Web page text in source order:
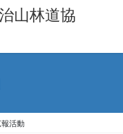
山林道協
報活動